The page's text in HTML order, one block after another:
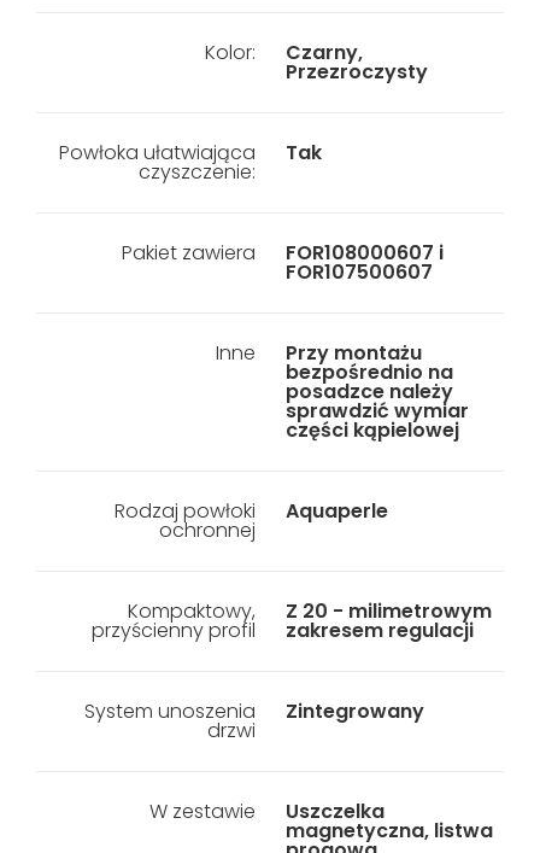
Kolor: Czarny,
Przezroczysty
Powłoka ułatwiająca
czyszczenie:
Tak
Pakiet zawiera FOR108000607 i
FOR107500607
Inne Przy montażu
bezpośrednio na
posadzce należy
sprawdzić wymiar
części kąpielowej
Rodzaj powłoki
ochronnej
Aquaperle
Kompaktowy,
przyścienny profil
Z 20 - milimetrowym
zakresem regulacji
System unoszenia
drzwi
Zintegrowany
W zestawie Uszczelka
magnetyczna, listwa